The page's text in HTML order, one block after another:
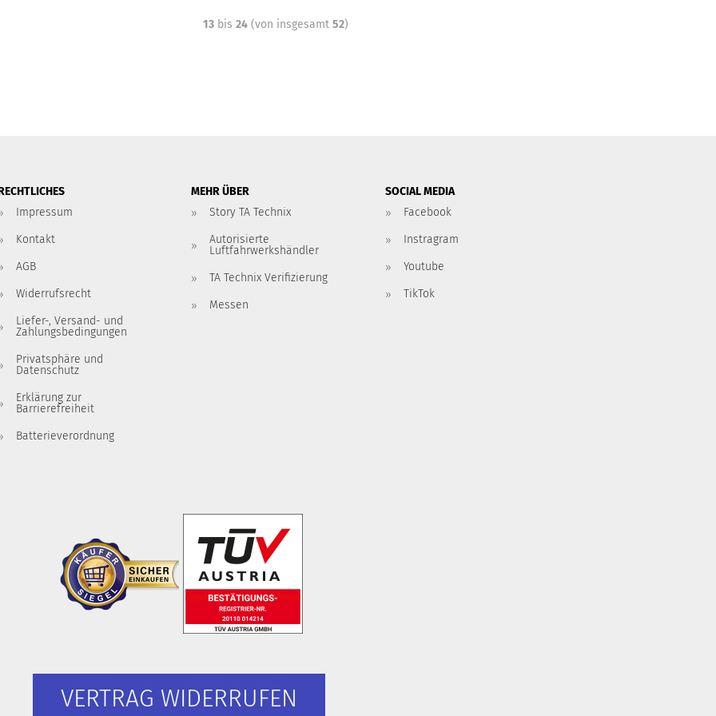
13 bis24 (von insgesamt52)
Impressum
Kontakt
AGB
Widerrufsrecht
Liefer-, Versand- und
Zahlungsbedingungen
Privatsphäre und
Datenschutz
Erklärung zur
Barrierefreiheit
Batterieverordnung
MEHR ÜBER
Story TA Technix
Autorisierte
Luftfahrwerkshändler
TA Technix Verifizierung
Messen
SOCIAL MEDIA
Facebook
Instragram
Youtube
TikTok
VERTRAG WIDERRUFEN